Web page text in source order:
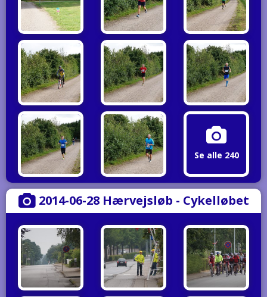
Se alle 240
2014-06-28 Hærvejsløb - Cykelløbet